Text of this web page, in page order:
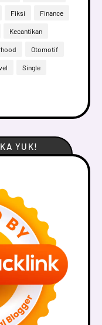
Fiksi Finance
Kecantikan
Otomotif
Single
YUK!